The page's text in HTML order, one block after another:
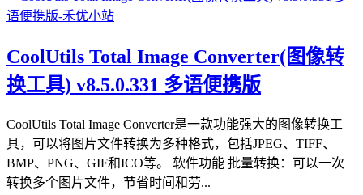
CoolUtils Total Image Converter(图像转
换工具) v8.5.0.331 多语便携版
CoolUtils Total Image Converter是一款功能强大的图像转换工
具，可以将图片文件转换为多种格式，包括JPEG、TIFF、
BMP、PNG、GIF和ICO等。 软件功能 批量转换：可以一次
转换多个图片文件，节省时间和劳...